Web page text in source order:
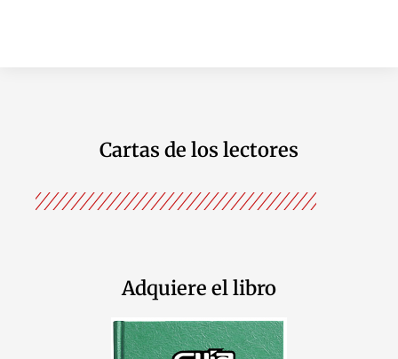
Cartas de los lectores
Adquiere el libro